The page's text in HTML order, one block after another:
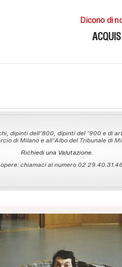
Dicono di
dipinti dell'800, dipinti del '900 e di
di Milano e all'Albo del Tribunale di
Richiedi una Valutazione.
chiamaci al numero 02